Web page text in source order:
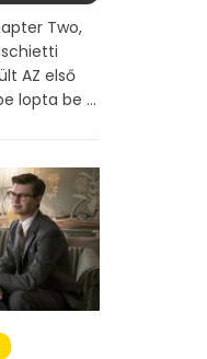
Two,
AZ első
lopta be ...